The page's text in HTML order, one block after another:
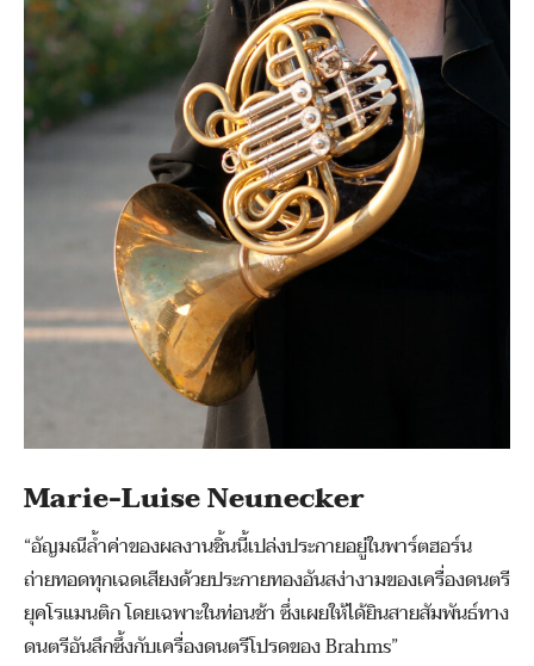
Marie-Luise Neunecker
“อัญมณีล้ำค่าของผลงานชิ้นนี้เปล่งประกายอยู่ในพาร์ตฮอร์น
ถ่ายทอดทุกเฉดเสียงด้วยประกายทองอันสง่างามของเครื่องดนตรี
ยุคโรแมนติก โดยเฉพาะในท่อนช้า ซึ่งเผยให้ได้ยินสายสัมพันธ์ทาง
ดนตรีอันลึกซึ้งกับเครื่องดนตรีโปรดของ Brahms”